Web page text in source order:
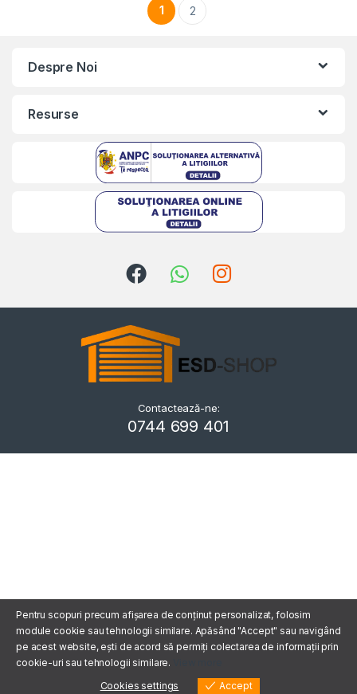
1 2
Despre Noi
Resurse
Kriszta
Typically replies within a day
Contactează-ne:
0744 699 401
Pentru scopuri precum afișarea de conținut personalizat, folosim
module cookie sau tehnologii similare. Apăsând "Accept" sau navigând
pe acest website, ești de acord să permiți colectarea de informații prin
cookie-uri sau tehnologii similare.
Cookies settings
Accept